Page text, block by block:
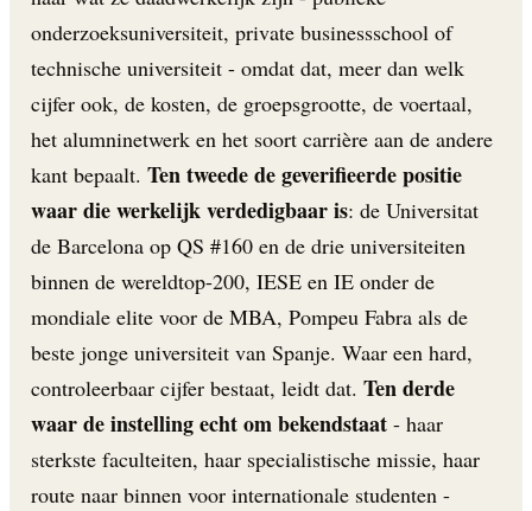
onderzoeksuniversiteit, private businessschool of
technische universiteit - omdat dat, meer dan welk
cijfer ook, de kosten, de groepsgrootte, de voertaal,
het alumninetwerk en het soort carrière aan de andere
kant bepaalt. Ten tweede de geverifieerde positie
waar die werkelijk verdedigbaar is: de Universitat
de Barcelona op QS #160 en de drie universiteiten
binnen de wereldtop-200, IESE en IE onder de
mondiale elite voor de MBA, Pompeu Fabra als de
beste jonge universiteit van Spanje. Waar een hard,
controleerbaar cijfer bestaat, leidt dat. Ten derde
waar de instelling echt om bekendstaat - haar
sterkste faculteiten, haar specialistische missie, haar
route naar binnen voor internationale studenten -